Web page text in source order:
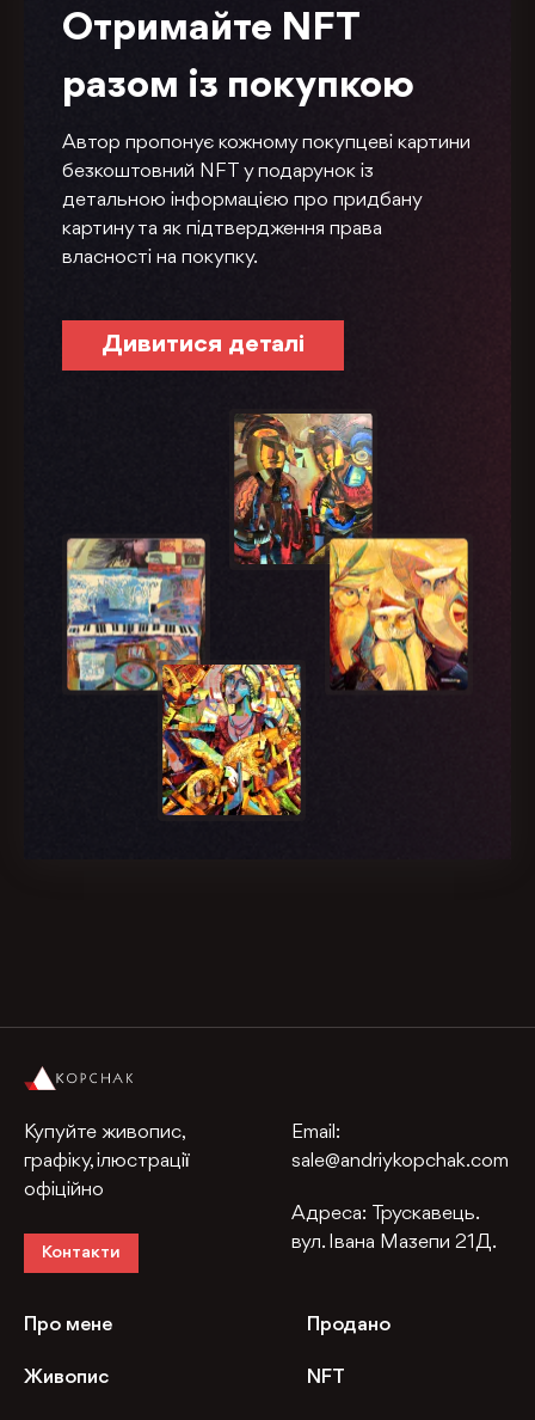
Отримайте NFT
разом із покупкою
Автор пропонує кожному покупцеві картини
безкоштовний NFT у подарунок із
детальною інформацією про придбану
картину та як підтвердження права
власності на покупку.
Дивитися деталі
Купуйте живопис,
графіку, ілюстрації
офіційно
Контакти
Email:
sale@andriykopchak.com
Адреса:
Трускавець.
вул. Івана Мазепи 21Д.
Про мене
Живопис
Продано
NFT